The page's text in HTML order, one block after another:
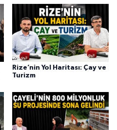
Rize’nin Yol Haritası: Çay ve
Turizm